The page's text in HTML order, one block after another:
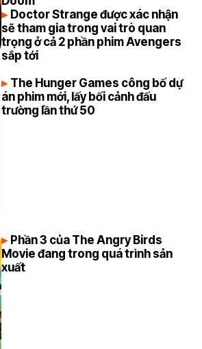
Doctor Strange được xác nhận
sẽ tham gia trong vai trò quan
trọng ở cả 2 phần phim Avengers
sắp tới
The Hunger Games công bố dự
án phim mới, lấy bối cảnh đấu
trường lần thứ 50
Phần 3 của The Angry Birds
Movie đang trong quá trình sản
xuất